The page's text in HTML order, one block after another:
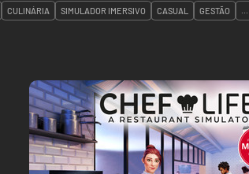
CULINÁRIA SIMULADOR IMERSIVO CASUAL GESTÃO ...